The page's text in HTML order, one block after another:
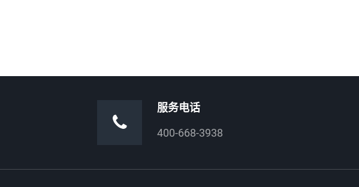
服务电话
400-668-3938